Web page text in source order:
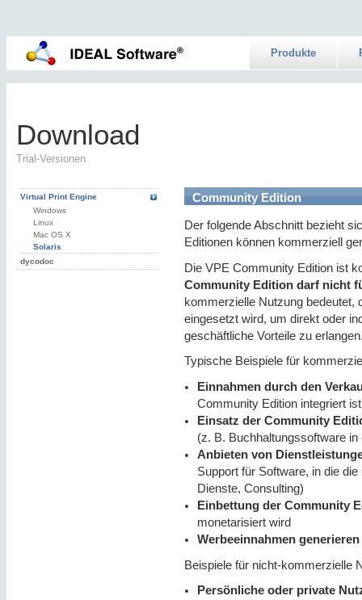
Produkte
Download
Trial-Versionen
Virtual Print Engine
Windows
Linux
Mac OS X
Solaris
dycodoc
Community Edition
Der folgende Abschnitt bezieht
Editionen können kommerziell
Die VPE Community Edition ist
Community Edition darf nicht
kommerzielle Nutzung bedeutet,
eingesetzt wird, um direkt oder
geschäftliche Vorteile zu
Typische Beispiele für
Einnahmen durch den
Community Edition integriert
Einsatz der Community
(z. B. Buchhaltungssoftware in
Anbieten von
Support für Software, in die
Dienste, Consulting)
Einbettung der Community
monetarisiert wird
Werbeeinnahmen generieren
Beispiele für nicht-kommerzielle
Persönliche oder private